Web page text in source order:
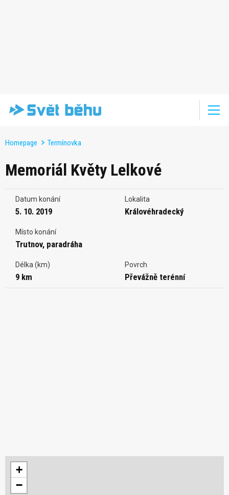
Homepage Termínovka
Memoriál Květy Lelkové
Datum konání
5. 10. 2019
Lokalita
Královéhradecký
Místo konání
Trutnov, paradráha
Délka (km)
9 km
Povrch
Převážně terénní
+
−